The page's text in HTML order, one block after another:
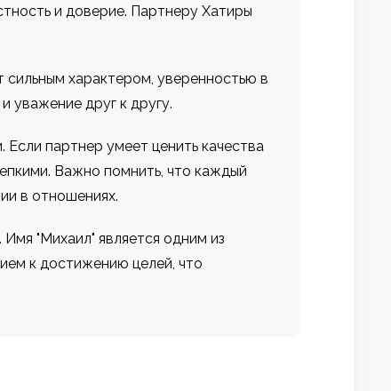
и доверие. Партнеру Хатиры
характером, уверенностью в
уважение друг к другу.
партнер умеет ценить качества
Важно помнить, что каждый
в отношениях.
"Михаил" является одним из
к достижению целей, что